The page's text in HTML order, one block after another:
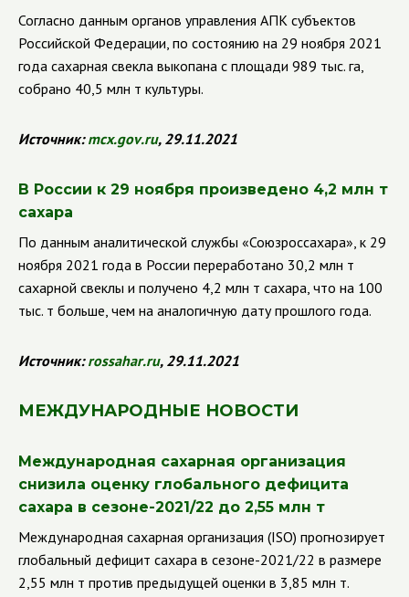
Согласно данным органов управления АПК субъектов
Российской Федерации, по состоянию на 29 ноября 2021
года сахарная свекла выкопана с площади 989 тыс. га,
собрано 40,5 млн т культуры.
Источник:mcx.gov.ru, 29.11.2021
В России к 29 ноября произведено 4,2 млн т
сахара
По данным аналитической службы «Союзроссахара», к 29
ноября 2021 года в России переработано 30,2 млн т
сахарной свеклы и получено 4,2 млн т сахара, что на 100
тыс. т больше, чем на аналогичную дату прошлого года.
Источник:rossahar.ru, 29.11.2021
МЕЖДУНАРОДНЫЕ НОВОСТИ
Международная сахарная организация
снизила оценку глобального дефицита
сахара в сезоне-2021/22 до 2,55 млн т
Международная сахарная организация (ISO) прогнозирует
глобальный дефицит сахара в сезоне-2021/22 в размере
2,55 млн т против предыдущей оценки в 3,85 млн т.